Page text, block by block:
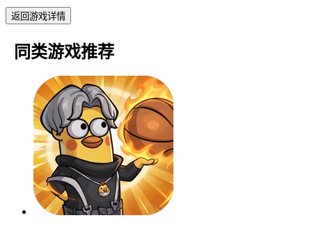
返回游戏详情
同类游戏推荐